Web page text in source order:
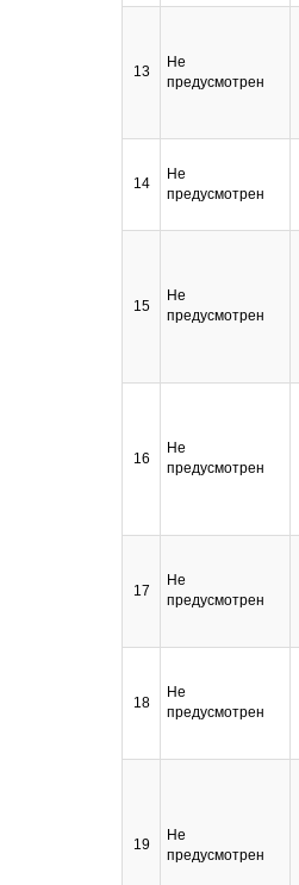
13
Не
предусмотрен
14
Не
предусмотрен
15
Не
предусмотрен
16
Не
предусмотрен
17
Не
предусмотрен
18
Не
предусмотрен
19
Не
предусмотрен